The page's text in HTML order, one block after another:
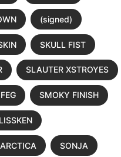
(signed)
SKULL FIST
SLAUTER XSTROYES
SMOKY FINISH
SONJA